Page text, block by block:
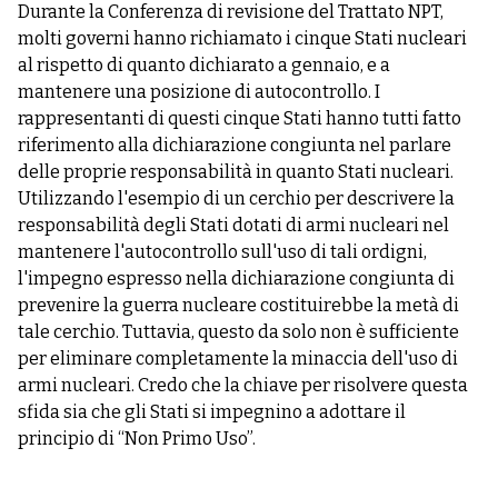
Durante la Conferenza di revisione del Trattato NPT,
molti governi hanno richiamato i cinque Stati nucleari
al rispetto di quanto dichiarato a gennaio, e a
mantenere una posizione di autocontrollo. I
rappresentanti di questi cinque Stati hanno tutti fatto
riferimento alla dichiarazione congiunta nel parlare
delle proprie responsabilità in quanto Stati nucleari.
Utilizzando l'esempio di un cerchio per descrivere la
responsabilità degli Stati dotati di armi nucleari nel
mantenere l'autocontrollo sull'uso di tali ordigni,
l'impegno espresso nella dichiarazione congiunta di
prevenire la guerra nucleare costituirebbe la metà di
tale cerchio. Tuttavia, questo da solo non è sufficiente
per eliminare completamente la minaccia dell'uso di
armi nucleari. Credo che la chiave per risolvere questa
sfida sia che gli Stati si impegnino a adottare il
principio di “Non Primo Uso”.